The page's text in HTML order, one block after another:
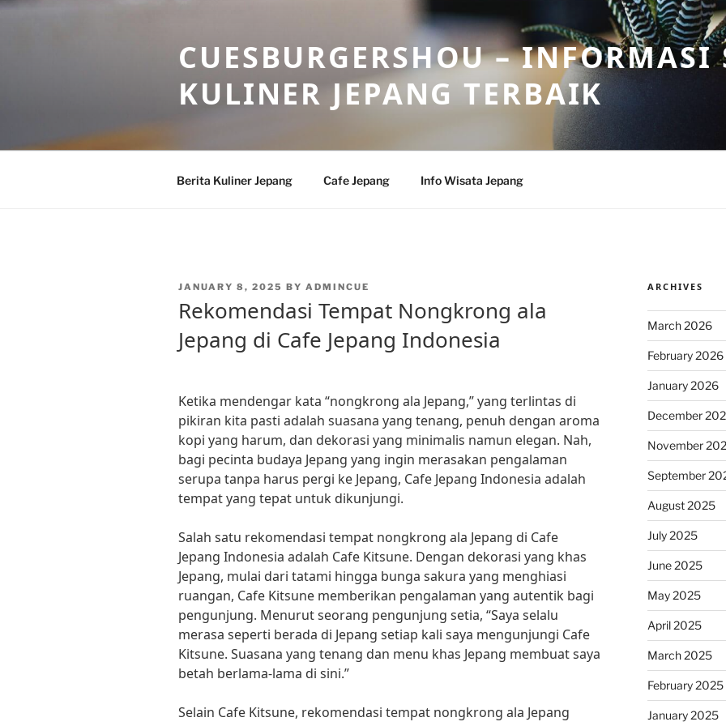
Skip
CUESBURGERSHOU – INFORMASI
KULINER JEPANG TERBAIK
Berita Kuliner Jepang Cafe Jepang Info Wisata Jepang
POSTED
JANUARY 8, 2025 BY ADMINCUE
Rekomendasi Tempat Nongkrong ala
Jepang di Cafe Jepang Indonesia
Ketika mendengar kata “nongkrong ala Jepang,” yang terlintas di
pikiran kita pasti adalah suasana yang tenang, penuh dengan aroma
kopi yang harum, dan dekorasi yang minimalis namun elegan. Nah,
bagi pecinta budaya Jepang yang ingin merasakan pengalaman
serupa tanpa harus pergi ke Jepang, Cafe Jepang Indonesia adalah
tempat yang tepat untuk dikunjungi.
Salah satu rekomendasi tempat nongkrong ala Jepang di Cafe
Jepang Indonesia adalah Cafe Kitsune. Dengan dekorasi yang khas
Jepang, mulai dari tatami hingga bunga sakura yang menghiasi
ruangan, Cafe Kitsune memberikan pengalaman yang autentik bagi
pengunjung. Menurut seorang pengunjung setia, “Saya selalu
merasa seperti berada di Jepang setiap kali saya mengunjungi Cafe
Kitsune. Suasana yang tenang dan menu khas Jepang membuat saya
betah berlama-lama di sini.”
Selain Cafe Kitsune, rekomendasi tempat nongkrong ala Jepang
ARCHIVES
March 2026
February 2026
January 2026
December
November
September
August 2025
July 2025
June 2025
May 2025
April 2025
March 2025
February 2025
January 2025